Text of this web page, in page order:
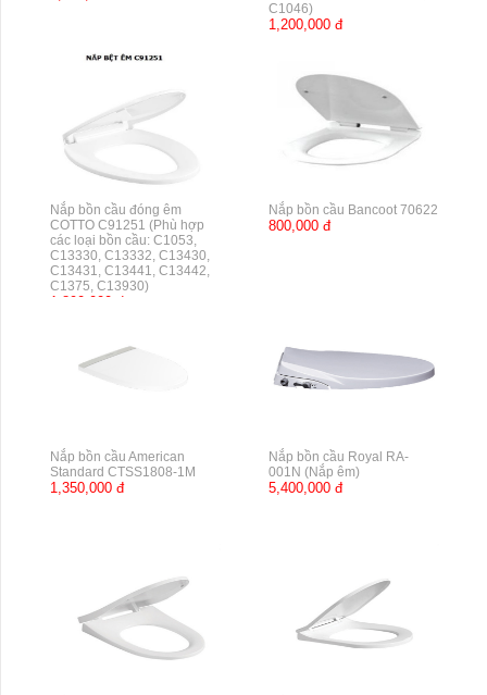
C1046)
1,200,000 đ
Nắp bồn cầu đóng êm
COTTO C91251 (Phù hợp
các loại bồn cầu: C1053,
C13330, C13332, C13430,
C13431, C13441, C13442,
C1375, C13930)
1,890,000 đ
Nắp bồn cầu Bancoot 70622
800,000 đ
Nắp bồn cầu American
Standard CTSS1808-1M
1,350,000 đ
Nắp bồn cầu Royal RA-
001N (Nắp êm)
5,400,000 đ